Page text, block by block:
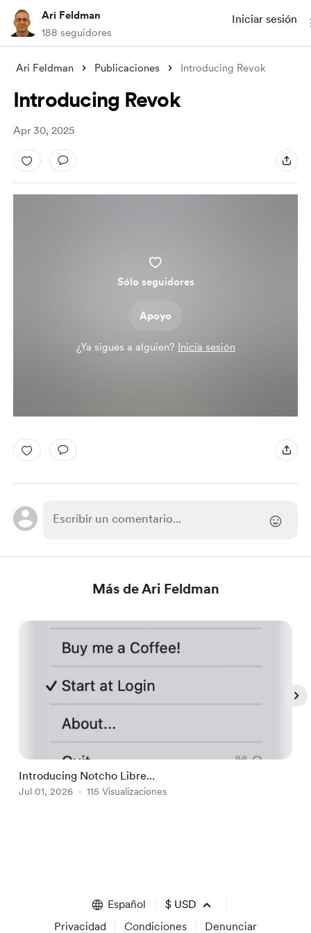
Ari Feldman
188 seguidores
Iniciar sesión
Ari Feldman Publicaciones Introducing Revok
Introducing Revok
Apr 30, 2025
Sólo seguidores
Apoyo
¿Ya sigues a alguien? Inicia sesión
Más de Ari Feldman
Introducing Notcho Libre...
Jul 01, 2026 115 Visualizaciones
Español $ USD
Privacidad
Condiciones Denunciar